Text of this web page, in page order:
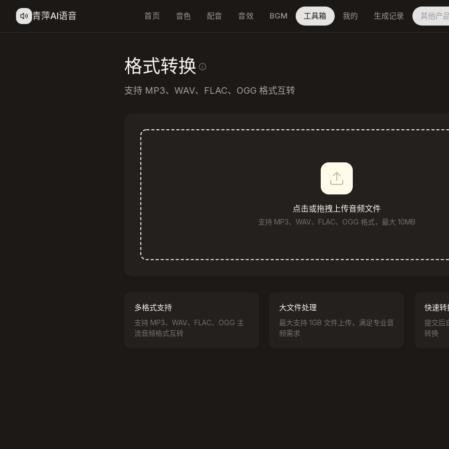
青萍AI语音 首页 音色 配音 音效 BGM 工具箱 我的 生成记录 其他产
格式转换
支持 MP3、WAV、FLAC、OGG 格式互转
点击或拖拽上传音频文件
支持 MP3、WAV、FLAC、OGG 格式，最大 10MB
多格式支持
支持 MP3、WAV、FLAC、OGG 主
流音频格式互转
大文件处理
最大支持 1GB 文件上传，满足专业音
频需求
快速转
提交后
转换